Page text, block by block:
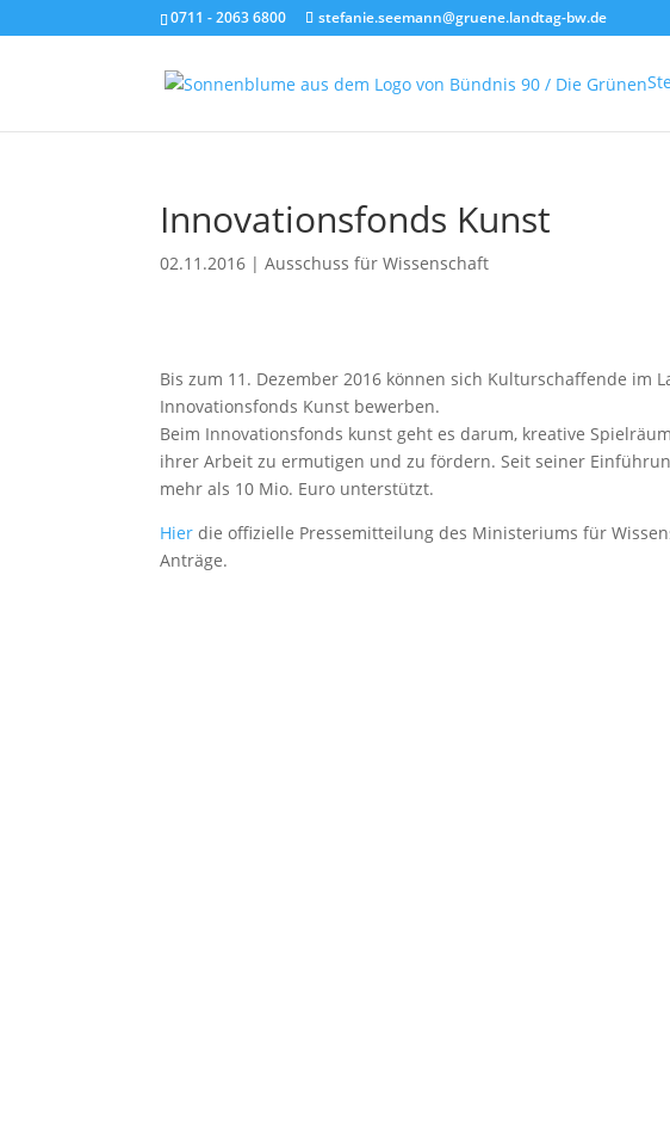
0711 - 2063 6800 stefanie.seemann@gruene.landtag-bw.de
Innovationsfonds Kunst
02.11.2016 |Ausschuss für Wissenschaft
Bis zum 11. Dezember 2016 können sich Kulturschaffende im
Innovationsfonds Kunst bewerben.
Beim Innovationsfonds kunst geht es darum, kreative
ihrer Arbeit zu ermutigen und zu fördern. Seit seiner
mehr als 10 Mio. Euro unterstützt.
Hier die offizielle Pressemitteilung des Ministeriums für
Anträge.